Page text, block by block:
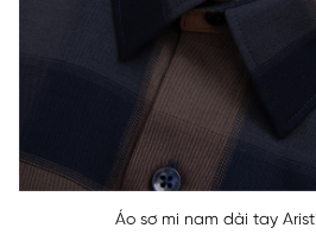
Áo sơ mi nam dài tay